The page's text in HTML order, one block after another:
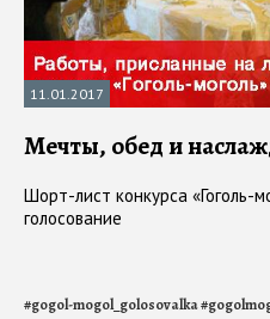
11.01.2017
Мечты, обед и
Шорт-лист конкурса «Гоголь-
голосование
#gogol-mogol_golosovalka#